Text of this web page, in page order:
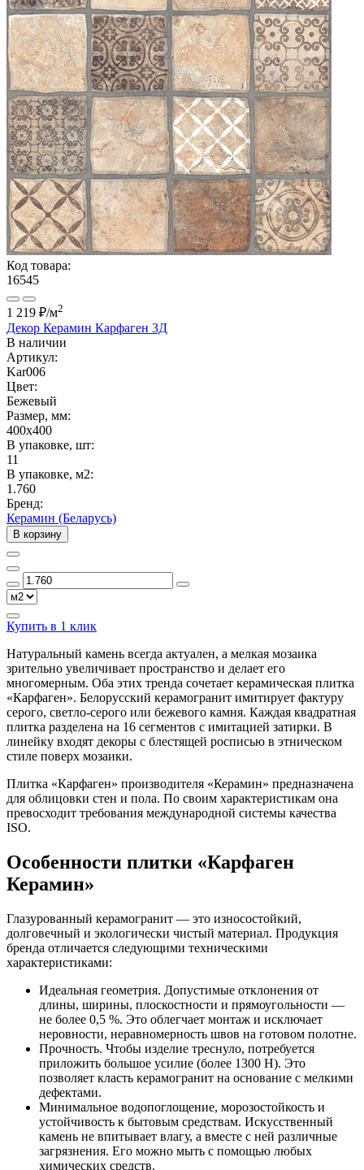
Код товара:
16545
1 219 ₽/м2
Декор Керамин Карфаген 3Д
В наличии
Артикул:
Kar006
Цвет:
Бежевый
Размер, мм:
400x400
В упаковке, шт:
11
В упаковке, м2:
1.760
Бренд:
Керамин (Беларусь)
В корзину
Купить в 1 клик
Натуральный камень всегда актуален, а мелкая мозаика
зрительно увеличивает пространство и делает его
многомерным. Оба этих тренда сочетает керамическая плитка
«Карфаген». Белорусский керамогранит имитирует фактуру
серого, светло-серого или бежевого камня. Каждая квадратная
плитка разделена на 16 сегментов с имитацией затирки. В
линейку входят декоры с блестящей росписью в этническом
стиле поверх мозаики.
Плитка «Карфаген» производителя «Керамин» предназначена
для облицовки стен и пола. По своим характеристикам она
превосходит требования международной системы качества
ISO.
Особенности плитки «Карфаген
Керамин»
Глазурованный керамогранит — это износостойкий,
долговечный и экологически чистый материал. Продукция
бренда отличается следующими техническими
характеристиками:
Идеальная геометрия. Допустимые отклонения от
длины, ширины, плоскостности и прямоугольности —
не более 0,5 %. Это облегчает монтаж и исключает
неровности, неравномерность швов на готовом полотне.
Прочность. Чтобы изделие треснуло, потребуется
приложить большое усилие (более 1300 Н). Это
позволяет класть керамогранит на основание с мелкими
дефектами.
Минимальное водопоглощение, морозостойкость и
устойчивость к бытовым средствам. Искусственный
камень не впитывает влагу, а вместе с ней различные
загрязнения. Его можно мыть с помощью любых
химических средств.